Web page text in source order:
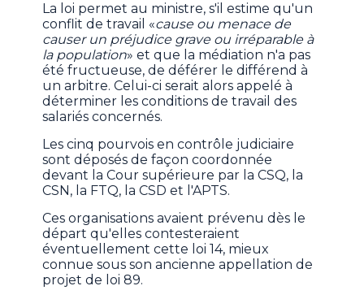
La loi permet au ministre, s'il estime qu'un
conflit de travail «cause ou menace de
causer un préjudice grave ou irréparable à
la population» et que la médiation n'a pas
été fructueuse, de déférer le différend à
un arbitre. Celui-ci serait alors appelé à
déterminer les conditions de travail des
salariés concernés.
Les cinq pourvois en contrôle judiciaire
sont déposés de façon coordonnée
devant la Cour supérieure par la CSQ, la
CSN, la FTQ, la CSD et l'APTS.
Ces organisations avaient prévenu dès le
départ qu'elles contesteraient
éventuellement cette loi 14, mieux
connue sous son ancienne appellation de
projet de loi 89.